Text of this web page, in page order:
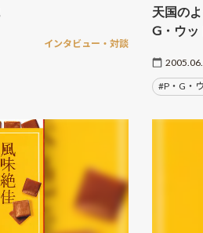
インタビュー・対談
天国の
G・ウ
#P・G・